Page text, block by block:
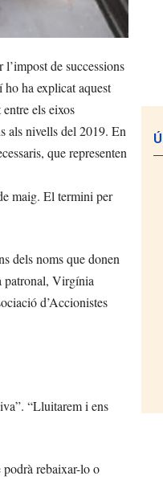
de successions
ha explicat aquest
els eixos
als nivells del 2019. En
que representen
maig. El termini per
dels noms que donen
patronal, Virgínia
d’Accionistes
“Lluitarem i ens
podrà rebaixar-lo o